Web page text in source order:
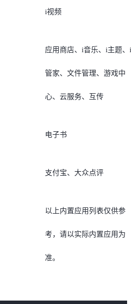
i视频
应用商店、i音乐、i主题、i
管家、文件管理、游戏中
心、云服务、互传
电子书
支付宝、大众点评
以上内置应用列表仅供参
考，请以实际内置应用为
准。